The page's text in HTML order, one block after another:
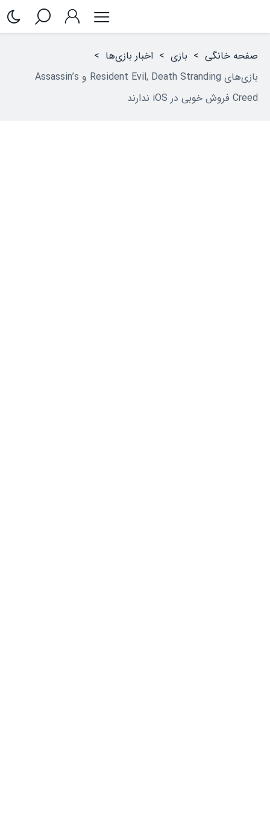
صفحه خانگی > بازی > اخبار بازی‌ها >
بازی‌های Resident Evil, Death Stranding و Assassin’s
Creed فروش خوبی در iOS ندارند